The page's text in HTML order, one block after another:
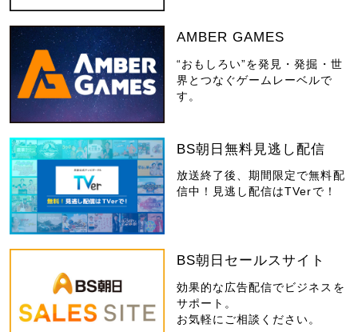
AMBER GAMES
“おもしろい”を発見・発掘・世
界とつなぐゲームレーベルで
す。
BS朝日無料見逃し配信
放送終了後、期間限定で無料配
信中！見逃し配信はTVerで！
BS朝日セールスサイト
効果的な広告配信でビジネスを
サポート。
お気軽にご相談ください。